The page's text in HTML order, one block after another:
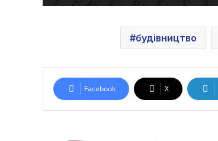
будівництво
Facebook X